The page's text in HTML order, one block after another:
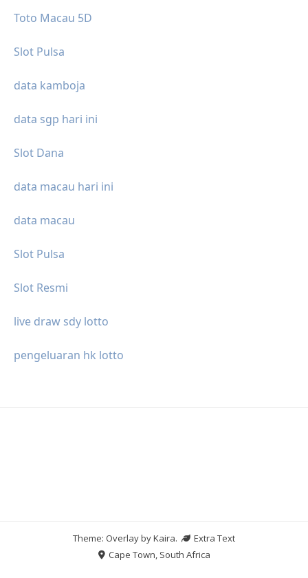
Toto Macau 5D
Slot Pulsa
data kamboja
data sgp hari ini
Slot Dana
data macau hari ini
data macau
Slot Pulsa
Slot Resmi
live draw sdy lotto
pengeluaran hk lotto
Theme: Overlay byKaira.
Extra Text
Cape Town, South Africa